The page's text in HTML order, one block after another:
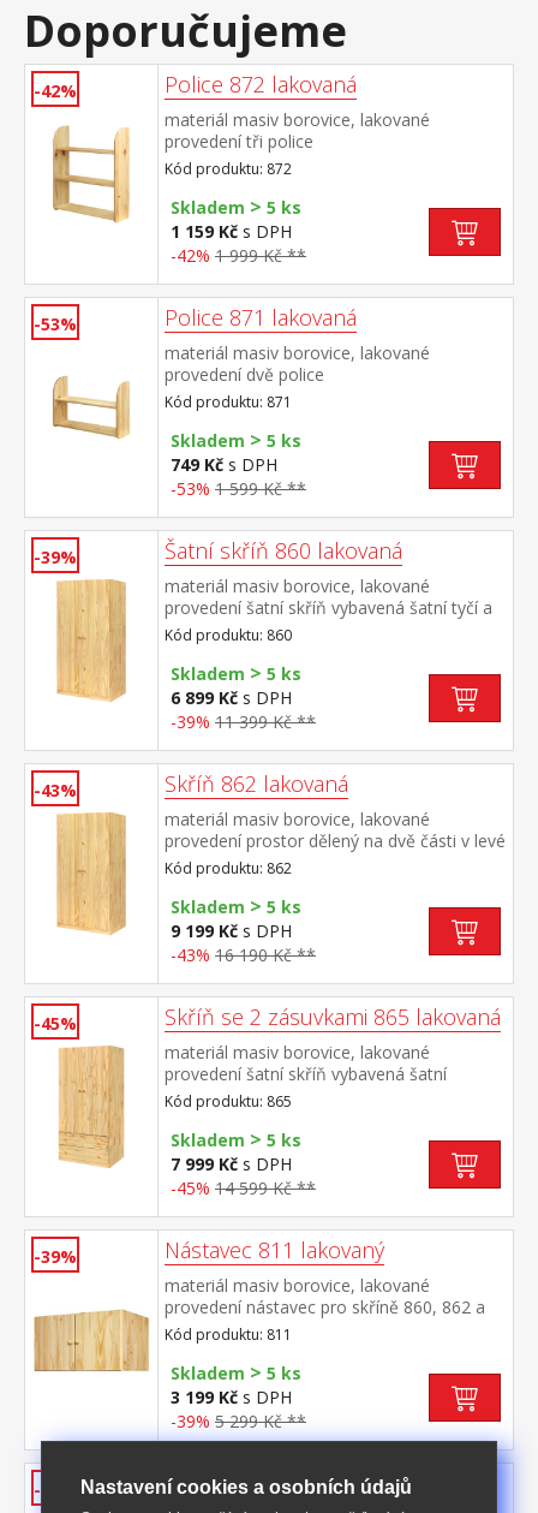
Doporučujeme
-42% Police 872 lakovaná
materiál masiv borovice, lakované
provedení tři police
Kód produktu: 872
Skladem > 5 ks
1 159 Kč s DPH
-42% 1 999 Kč **
-53% Police 871 lakovaná
materiál masiv borovice, lakované
provedení dvě police
Kód produktu: 871
Skladem > 5 ks
749 Kč s DPH
-53% 1 599 Kč **
-39% Šatní skříň 860 lakovaná
materiál masiv borovice, lakované
provedení šatní skříň vybavená šatní tyčí a
policí doporučený nástavec 811
Kód produktu: 860
Skladem > 5 ks
6 899 Kč s DPH
-39% 11 399 Kč **
-43% Skříň 862 lakovaná
materiál masiv borovice, lakované
provedení prostor dělený na dvě části v levé
části šatní tyč a police, v pravé části 5
variabilních polic doporučený nástavec 811
Kód produktu: 862
Skladem > 5 ks
9 199 Kč s DPH
-43% 16 190 Kč **
-45% Skříň se 2 zásuvkami 865 lakovaná
materiál masiv borovice, lakované
provedení šatní skříň vybavená šatní
tyčí dvě široké zásuvky s kovovými
pojezdy doporučený nástavec 811
Kód produktu: 865
Skladem > 5 ks
7 999 Kč s DPH
-45% 14 599 Kč **
-39% Nástavec 811 lakovaný
materiál masiv borovice, lakované
provedení nástavec pro skříně 860, 862 a
865
Kód produktu: 811
Skladem > 5 ks
3 199 Kč s DPH
-39% 5 299 Kč **
-44% Noční stolek 810 lakovaný
Nastavení cookies a osobních údajů